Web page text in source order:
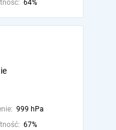
64%
999 hPa
67%